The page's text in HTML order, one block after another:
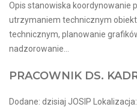
Opis stanowiska koordynowanie
utrzymaniem technicznym
technicznym, planowanie
nadzorowanie...
PRACOWNIK DS.
Dodane: dzisiaj JOSIP